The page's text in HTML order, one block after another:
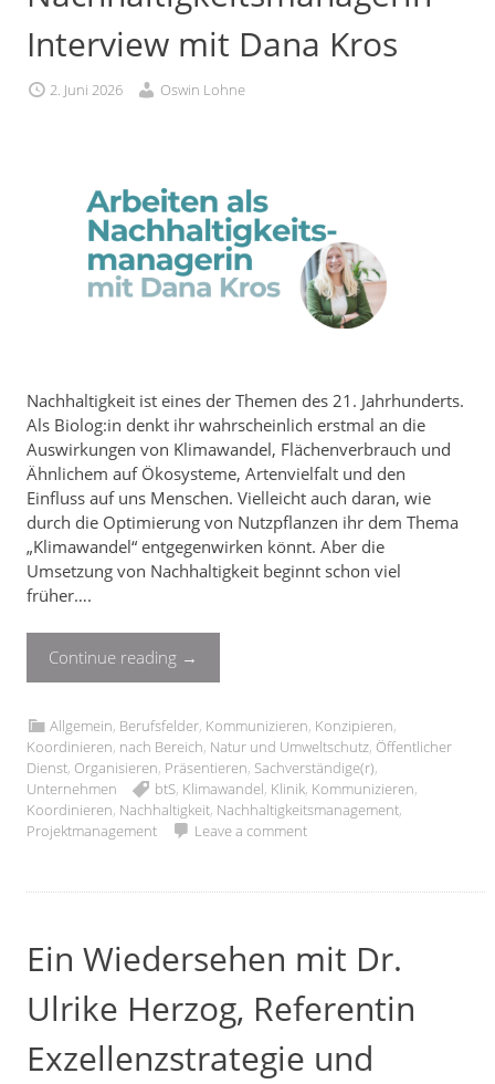
Interview mit Dana Kros
2. Juni 2026 Oswin Lohne
Nachhaltigkeit ist eines der Themen des 21. Jahrhunderts.
Als Biolog:in denkt ihr wahrscheinlich erstmal an die
Auswirkungen von Klimawandel, Flächenverbrauch und
Ähnlichem auf Ökosysteme, Artenvielfalt und den
Einfluss auf uns Menschen. Vielleicht auch daran, wie
durch die Optimierung von Nutzpflanzen ihr dem Thema
„Klimawandel“ entgegenwirken könnt. Aber die
Umsetzung von Nachhaltigkeit beginnt schon viel
früher….
Continue reading →
Allgemein, Berufsfelder, Kommunizieren, Konzipieren,
Koordinieren, nach Bereich, Natur und Umweltschutz, Öffentlicher
Dienst, Organisieren, Präsentieren, Sachverständige(r),
Unternehmen
btS, Klimawandel, Klinik, Kommunizieren,
Koordinieren, Nachhaltigkeit, Nachhaltigkeitsmanagement,
Projektmanagement
Leave a comment
Ein Wiedersehen mit Dr.
Ulrike Herzog, Referentin
Exzellenzstrategie und